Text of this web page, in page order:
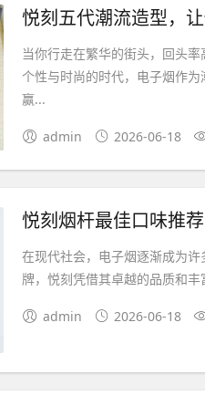
悦刻五代潮流造型，
当你行走在繁华的街头，回头
个性与时尚的时代，电子烟作
赢...
admin 2026-06-18
悦刻烟杆最佳口味推
在现代社会，电子烟逐渐成为
牌，悦刻凭借其卓越的品质和
admin 2026-06-18